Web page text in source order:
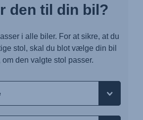
den til din bil?
i alle biler. For at sikre, at du
stol, skal du blot vælge din bil
om den valgte stol passer.